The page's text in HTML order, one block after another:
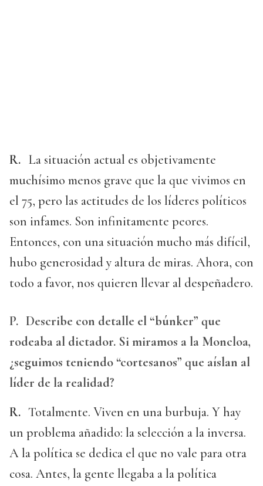
R. La situación actual es objetivamente
muchísimo menos grave que la que vivimos en
el 75, pero las actitudes de los líderes políticos
son infames. Son infinitamente peores.
Entonces, con una situación mucho más difícil,
hubo generosidad y altura de miras. Ahora, con
todo a favor, nos quieren llevar al despeñadero.
P. Describe con detalle el “búnker” que
rodeaba al dictador. Si miramos a la Moncloa,
¿seguimos teniendo “cortesanos” que aíslan al
líder de la realidad?
R. Totalmente. Viven en una burbuja. Y hay
un problema añadido: la selección a la inversa.
A la política se dedica el que no vale para otra
cosa. Antes, la gente llegaba a la política